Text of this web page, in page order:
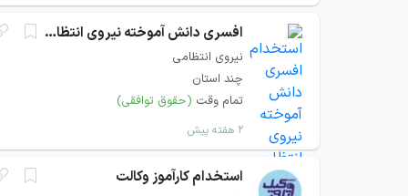
افسری دانش آموخته نیروی انتظامی
نیروی انتظامی
چند استان
تمام وقت (حقوق توافقی)
۲ هفته پیش
استخدام کارآموز وکالت